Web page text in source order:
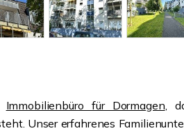
Immobilienbüro für Dormagen,
Unser erfahrenes